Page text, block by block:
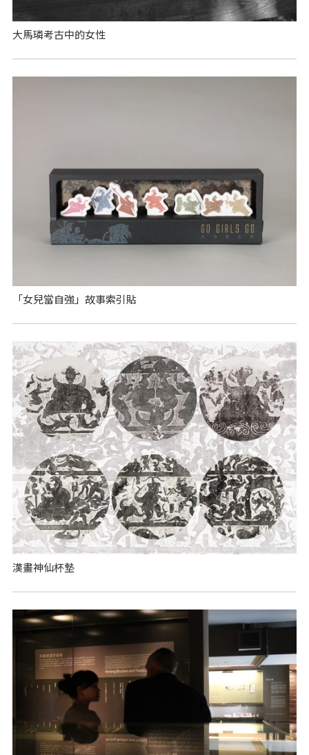
大馬璘考古中的女性
「女兒當自強」故事索引貼
漢畫神仙杯墊